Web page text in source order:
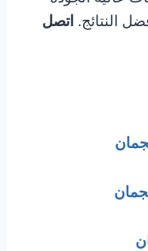
النتائج. اتصل